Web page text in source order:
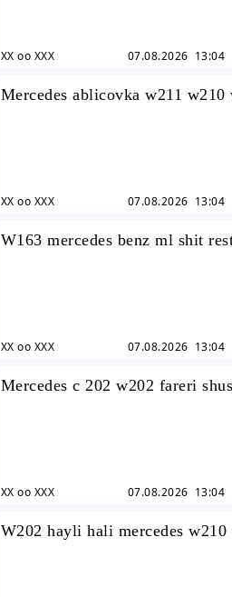
XX oo XXX 07.08.2026 13:04
Mercedes ablicovka w211 w210
XX oo XXX 07.08.2026 13:04
W163 mercedes benz ml shit
XX oo XXX 07.08.2026 13:04
Mercedes c 202 w202 fareri
XX oo XXX 07.08.2026 13:04
W202 hayli hali mercedes